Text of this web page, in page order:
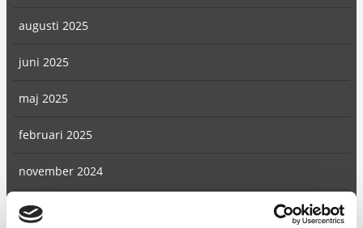
augusti 2025
juni 2025
maj 2025
februari 2025
november 2024
augusti 2024